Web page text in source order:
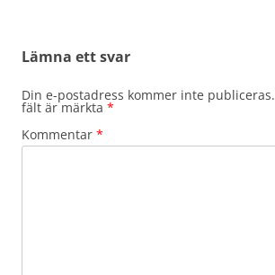
Lämna ett svar
Din e-postadress kommer inte publiceras.
fält är märkta *
Kommentar *